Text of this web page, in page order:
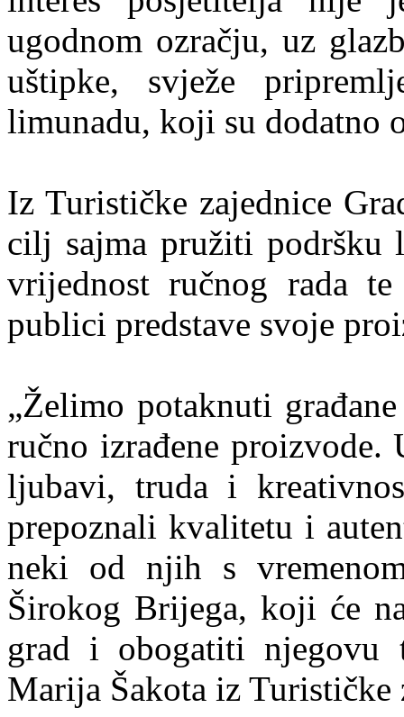
ugodnom ozračju, uz
uštipke, svježe
limunadu, koji su dodatno
Iz Turističke zajednice
cilj sajma pružiti podršku
vrijednost ručnog rada
publici predstave svoje
„Želimo potaknuti
ručno izrađene
ljubavi, truda i
prepoznali kvalitetu i
neki od njih s
Širokog Brijega, koji će
grad i obogatiti njegovu
Marija Šakota iz Turističke